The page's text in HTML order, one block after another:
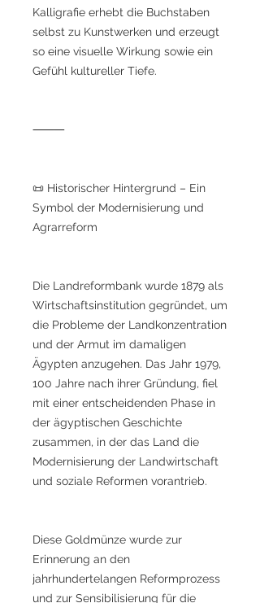
Kalligrafie erhebt die Buchstaben
selbst zu Kunstwerken und erzeugt
so eine visuelle Wirkung sowie ein
Gefühl kultureller Tiefe.
⸻
📜 Historischer Hintergrund – Ein
Symbol der Modernisierung und
Agrarreform
Die Landreformbank wurde 1879 als
Wirtschaftsinstitution gegründet, um
die Probleme der Landkonzentration
und der Armut im damaligen
Ägypten anzugehen. Das Jahr 1979,
100 Jahre nach ihrer Gründung, fiel
mit einer entscheidenden Phase in
der ägyptischen Geschichte
zusammen, in der das Land die
Modernisierung der Landwirtschaft
und soziale Reformen vorantrieb.
Diese Goldmünze wurde zur
Erinnerung an den
jahrhundertelangen Reformprozess
und zur Sensibilisierung für die